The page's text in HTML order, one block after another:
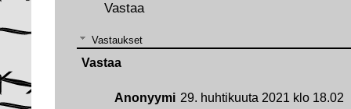
Vastaa
Vastaukset
Anonyymi 29. huhtikuuta 2021 klo 18.02
Vastaa